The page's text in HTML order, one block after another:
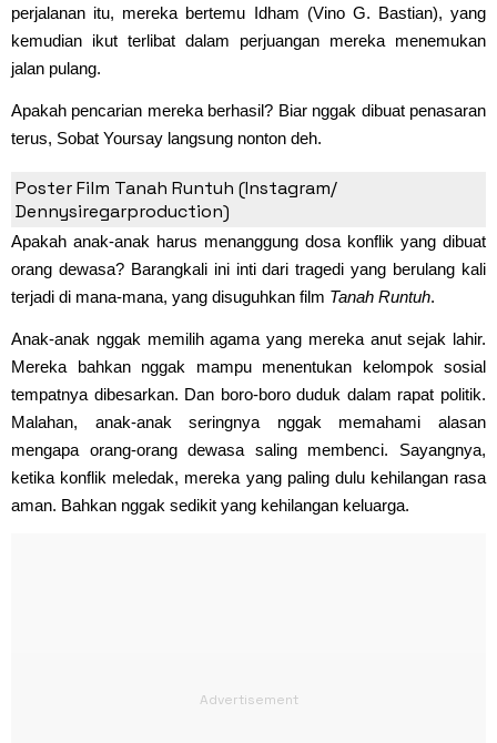
perjalanan itu, mereka bertemu Idham (Vino G. Bastian), yang
kemudian ikut terlibat dalam perjuangan mereka menemukan
jalan pulang.
Apakah pencarian mereka berhasil? Biar nggak dibuat penasaran
terus, Sobat Yoursay langsung nonton deh.
Inti dari Tragedi FilmTanah Runtuh
Poster Film Tanah Runtuh (Instagram/
Dennysiregarproduction)
Apakah anak-anak harus menanggung dosa konflik yang dibuat
orang dewasa? Barangkali ini inti dari tragedi yang berulang kali
terjadi di mana-mana, yang disuguhkan film Tanah Runtuh.
Anak-anak nggak memilih agama yang mereka anut sejak lahir.
Mereka bahkan nggak mampu menentukan kelompok sosial
tempatnya dibesarkan. Dan boro-boro duduk dalam rapat politik.
Malahan, anak-anak seringnya nggak memahami alasan
mengapa orang-orang dewasa saling membenci. Sayangnya,
ketika konflik meledak, mereka yang paling dulu kehilangan rasa
aman. Bahkan nggak sedikit yang kehilangan keluarga.